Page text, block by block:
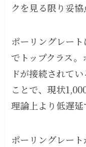
クを見る限り妥協
ポーリングレー
でトップクラス
ドが接続されて
ことで、現状
理論上より低遅延
ポーリングレー